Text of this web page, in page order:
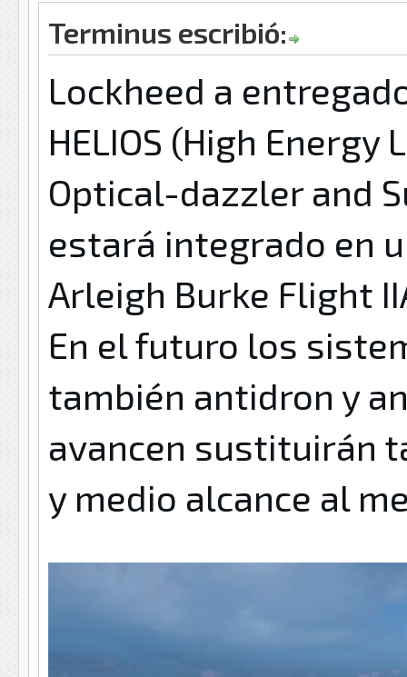
Terminus escribió:
Lockheed a
HELIOS (High Energy
Optical-dazzler and
estará integrado en
Arleigh Burke Flight
En el futuro los
también antidron y
avancen sustituirán
y medio alcance al